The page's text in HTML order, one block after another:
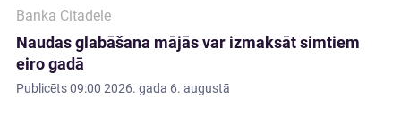
Banka Citadele
Naudas glabāšana mājās var izmaksāt simtiem
eiro gadā
Publicēts09:00 2026. gada 6. augustā